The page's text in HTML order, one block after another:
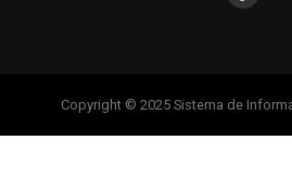
Copyright © 2025 Sistema de